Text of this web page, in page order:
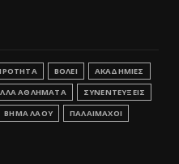
ΒΟΛΕΙ
ΑΚΑΔΗΜΙΕΣ
ΑΘΛΗΜΑΤΑ
ΣΥΝΕΝΤΕΥΞΕΙΣ
ΒΗΜΑ ΛΑΟΥ ΠΑΛΑΙΜΑΧΟΙ